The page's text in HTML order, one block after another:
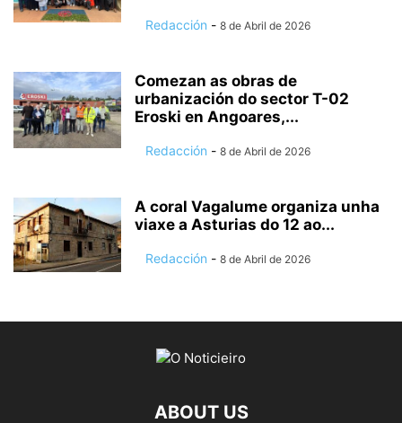
Redacción - 8 de Abril de 2026
Comezan as obras de
urbanización do sector T-02
Eroski en Angoares,...
Redacción - 8 de Abril de 2026
A coral Vagalume organiza unha
viaxe a Asturias do 12 ao...
Redacción - 8 de Abril de 2026
ABOUT US